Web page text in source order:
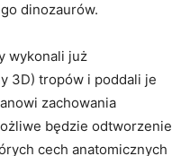
dinozaurów.
wykonali już
3D) tropów i poddali je
zachowania
będzie odtworzenie
cech anatomicznych